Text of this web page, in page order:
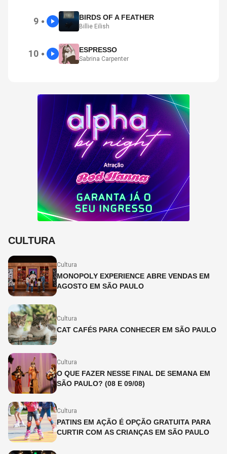
9 ● BIRDS OF A FEATHER
Billie Eilish
10 ● ESPRESSO
Sabrina Carpenter
CULTURA
Cultura
MONOPOLY EXPERIENCE ABRE VENDAS EM
AGOSTO EM SÃO PAULO
Cultura
CAT CAFÉS PARA CONHECER EM SÃO PAULO
Cultura
O QUE FAZER NESSE FINAL DE SEMANA EM
SÃO PAULO? (08 E 09/08)
Cultura
PATINS EM AÇÃO É OPÇÃO GRATUITA PARA
CURTIR COM AS CRIANÇAS EM SÃO PAULO